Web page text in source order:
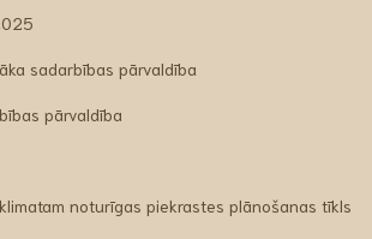
sadarbības pārvaldība
pārvaldība
noturīgas piekrastes plānošanas tīkls